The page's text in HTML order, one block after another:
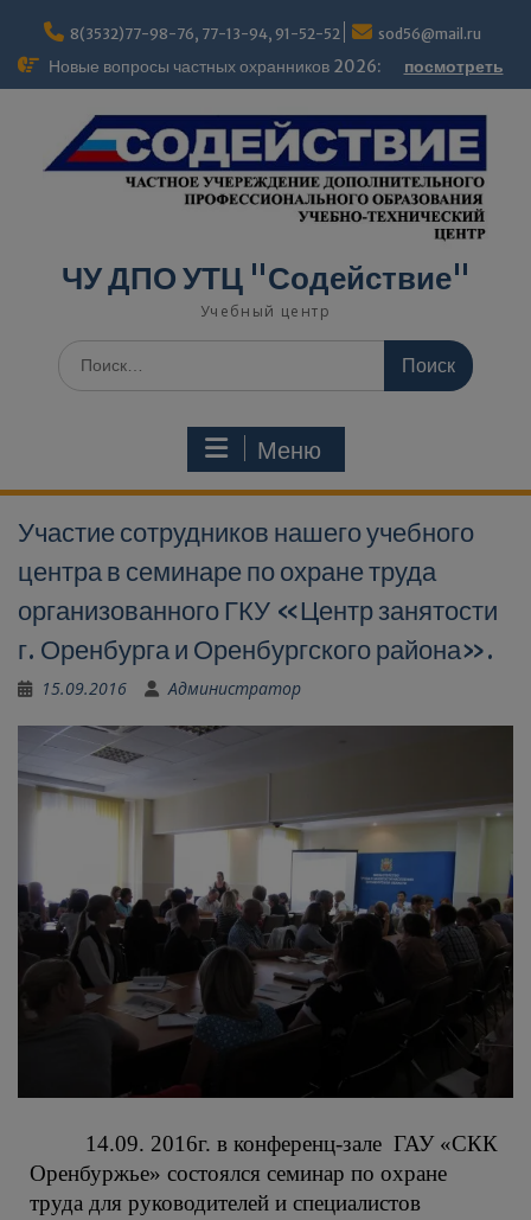
8(3532)77-98-76, 77-13-94, 91-52-52 sod56@mail.ru
Новые вопросы частных охранников 2026: посмотреть
ЧУ ДПО УТЦ "Содействие"
Учебный центр
Меню
Участие сотрудников нашего учебного
центра в семинаре по охране труда
организованного ГКУ «Центр занятости
г. Оренбурга и Оренбургского района».
15.09.2016 Администратор
14.09. 2016г. в конференц-зале ГАУ «СКК
Оренбуржье» состоялся семинар по охране
труда для руководителей и специалистов